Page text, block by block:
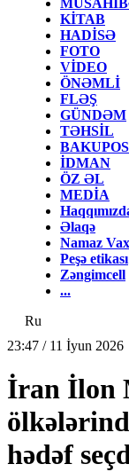
KİTAB
HADİSƏ
FOTO
VİDEO
ÖNƏMLİ
FLƏŞ
GÜNDƏM
TƏHSİL
İDMAN
ÖZ ƏL
MEDİA
Əlaqə
Namaz
Peşə etikası
Zəngimcell
...
Ru
23:47 / 11 İyun 2026
İran İlon
hədəf